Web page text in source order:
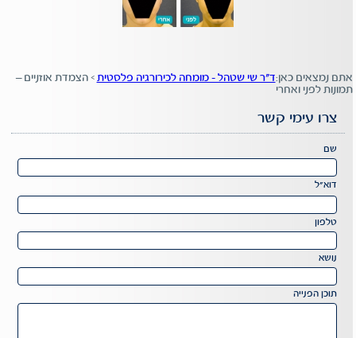
אתם נמצאים כאן:ד"ר שי שטהל - מומחה לכירורגיה פלסטית >הצמדת אוזניים –
תמונות לפני ואחרי
צרו עימי קשר
Please
this
field
empty.
שם
דוא"ל
leave
field
empty.
טלפון
נושא
תוכן הפנייה